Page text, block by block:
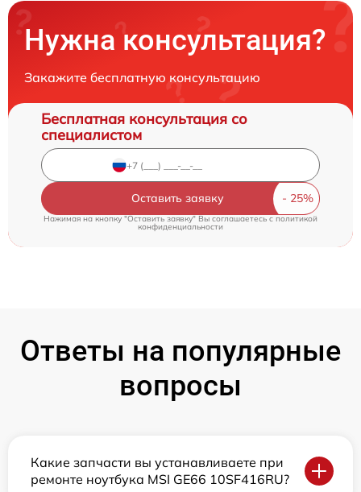
Нужна консультация?
Закажите бесплатную консультацию
Бесплатная консультация со
специалистом
Оставить заявку
Нажимая на кнопку "Оставить заявку" Вы соглашаетесь cполитикой
конфиденциальности
Ответы на популярные
вопросы
Какие запчасти вы устанавливаете при
ремонте ноутбука MSI GE66 10SF416RU?